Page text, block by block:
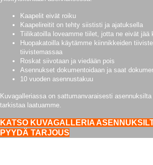
Kaapelit eivät roiku
Kaapelireitit on tehty siististi ja ajatuksella
Tiilikatoilla loveamme tiilet, jotta ne eivät jää
Huopakatoilla käytämme kiinnikkeiden
tiivistemassaa
Roskat siivotaan ja viedään pois
Asennukset dokumentoidaan ja saat
10 vuoden asennustakuu
Kuvagalleriassa on sattumanvaraisesti
tarkistaa laatuamme.
KATSO KUVAGALLERIA
PYYDÄ TARJOUS